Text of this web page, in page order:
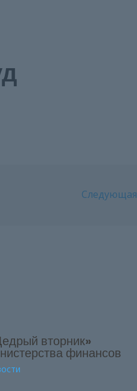
вторник»
финансов